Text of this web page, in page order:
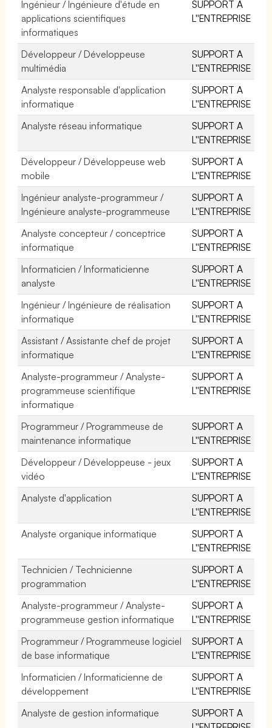
Ingénieur / Ingénieure d'étude en
applications scientifiques
informatiques
SUPPORT A
L''ENTREPRISE
Développeur / Développeuse
multimédia
SUPPORT A
L''ENTREPRISE
Analyste responsable d'application
informatique
SUPPORT A
L''ENTREPRISE
Analyste réseau informatique
SUPPORT A
L''ENTREPRISE
Développeur / Développeuse web
mobile
SUPPORT A
L''ENTREPRISE
Ingénieur analyste-programmeur /
Ingénieure analyste-programmeuse
SUPPORT A
L''ENTREPRISE
Analyste concepteur / conceptrice
informatique
SUPPORT A
L''ENTREPRISE
Informaticien / Informaticienne
analyste
SUPPORT A
L''ENTREPRISE
Ingénieur / Ingénieure de réalisation
informatique
SUPPORT A
L''ENTREPRISE
Assistant / Assistante chef de projet
informatique
SUPPORT A
L''ENTREPRISE
Analyste-programmeur / Analyste-
programmeuse scientifique
informatique
SUPPORT A
L''ENTREPRISE
Programmeur / Programmeuse de
maintenance informatique
SUPPORT A
L''ENTREPRISE
Développeur / Développeuse - jeux
vidéo
SUPPORT A
L''ENTREPRISE
Analyste d'application
SUPPORT A
L''ENTREPRISE
Analyste organique informatique
SUPPORT A
L''ENTREPRISE
Technicien / Technicienne
programmation
SUPPORT A
L''ENTREPRISE
Analyste-programmeur / Analyste-
programmeuse gestion informatique
SUPPORT A
L''ENTREPRISE
Programmeur / Programmeuse logiciel
de base informatique
SUPPORT A
L''ENTREPRISE
Informaticien / Informaticienne de
développement
SUPPORT A
L''ENTREPRISE
Analyste de gestion informatique
SUPPORT A